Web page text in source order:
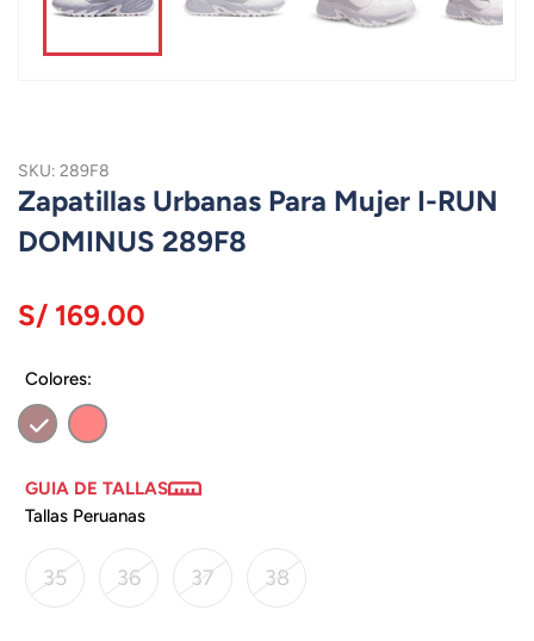
SKU: 289F8
Zapatillas Urbanas Para Mujer I-RUN
DOMINUS 289F8
S/ 169.00
Colores:
GUIA DE TALLAS
Tallas Peruanas
35 36 37 38